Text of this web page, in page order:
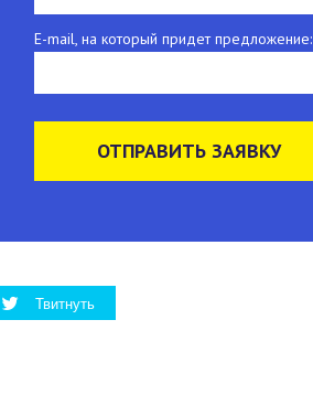
E-mail, на который придет предложение:
ОТПРАВИТЬ ЗАЯВКУ
Твитнуть